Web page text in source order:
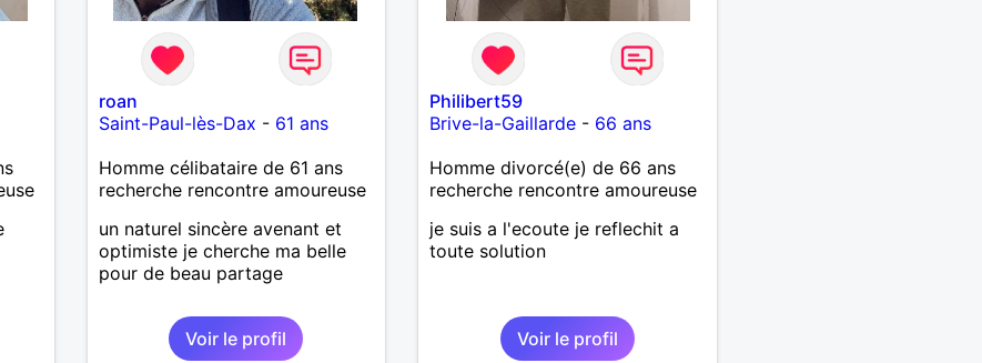
roan
Saint-Paul-lès-Dax - 61 ans
Homme célibataire de 61 ans
recherche rencontre amoureuse
un naturel sincère avenant et
optimiste je cherche ma belle
pour de beau partage
Voir le profil
Philibert59
Brive-la-Gaillarde - 66 ans
Homme divorcé(e) de 66 ans
recherche rencontre amoureuse
je suis a l'ecoute je reflechit a
toute solution
Voir le profil